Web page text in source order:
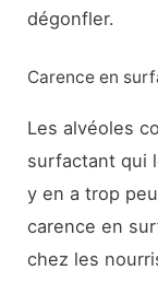
dégonfler.
Carence en
Les alvéoles
surfactant qui
y en a trop
carence en
chez les